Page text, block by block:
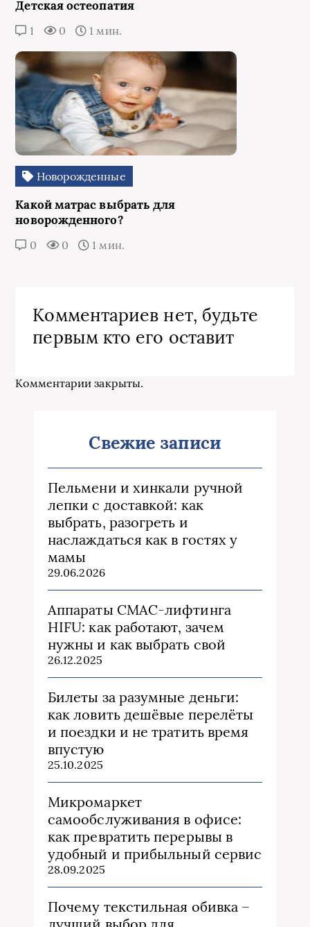
Детская остеопатия
1 0 1 мин.
Новорожденные
Какой матрас выбрать для
новорожденного?
0 0 1 мин.
Комментариев нет, будьте
первым кто его оставит
Комментарии закрыты.
Свежие записи
Пельмени и хинкали ручной
лепки с доставкой: как
выбрать, разогреть и
наслаждаться как в гостях у
мамы
29.06.2026
Аппараты СМАС-лифтинга
HIFU: как работают, зачем
нужны и как выбрать свой
26.12.2025
Билеты за разумные деньги:
как ловить дешёвые перелёты
и поездки и не тратить время
впустую
25.10.2025
Микромаркет
самообслуживания в офисе:
как превратить перерывы в
удобный и прибыльный сервис
28.09.2025
Почему текстильная обивка –